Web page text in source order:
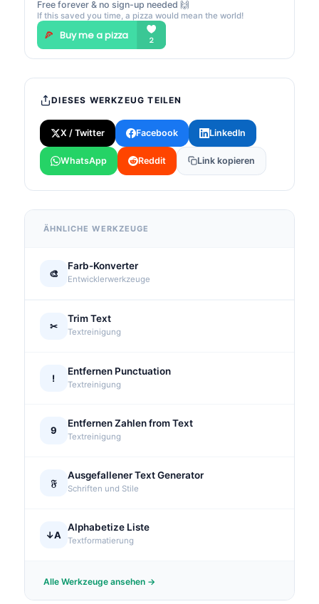
Free forever & no sign-up needed 🙌
If this saved you time, a pizza would mean the world!
DIESES WERKZEUG TEILEN
X / Twitter Facebook LinkedIn
WhatsApp Reddit Link kopieren
ÄHNLICHE WERKZEUGE
🎨
Farb-Konverter
Entwicklerwerkzeuge
✂
Trim Text
Textreinigung
!
Entfernen Punctuation
Textreinigung
9
Entfernen Zahlen from Text
Textreinigung
𝔉
Ausgefallener Text Generator
Schriften und Stile
↓A
Alphabetize Liste
Textformatierung
Alle Werkzeuge ansehen →